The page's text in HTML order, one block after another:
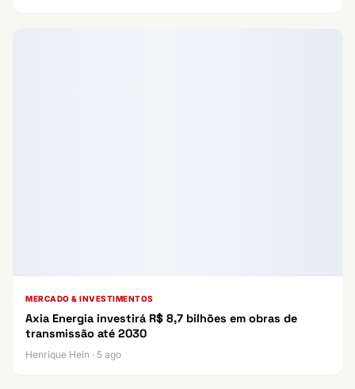
MERCADO & INVESTIMENTOS
Axia Energia investirá R$ 8,7 bilhões em obras de
transmissão até 2030
Henrique Hein · 5 ago